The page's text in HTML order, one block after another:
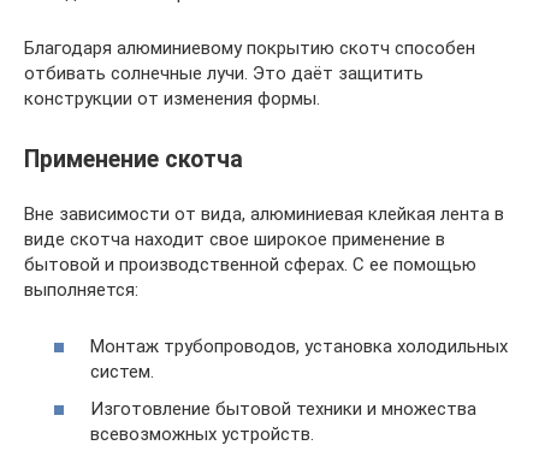
Благодаря алюминиевому покрытию скотч способен
отбивать солнечные лучи. Это даёт защитить
конструкции от изменения формы.
Применение скотча
Вне зависимости от вида, алюминиевая клейкая лента в
виде скотча находит свое широкое применение в
бытовой и производственной сферах. С ее помощью
выполняется:
Монтаж трубопроводов, установка холодильных
систем.
Изготовление бытовой техники и множества
всевозможных устройств.